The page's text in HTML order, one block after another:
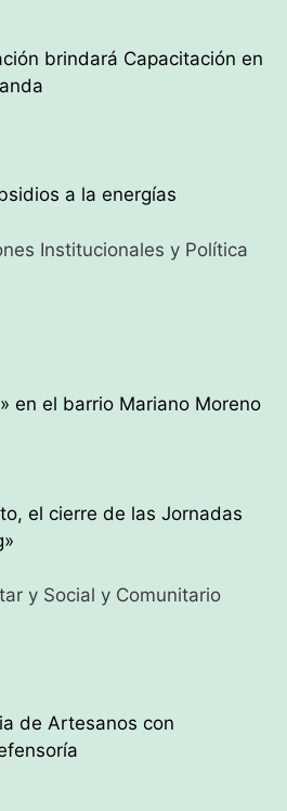
brindará Capacitación en
a la energías
Institucionales y Política
en el barrio Mariano Moreno
el cierre de las Jornadas
y Social y Comunitario
de Artesanos con